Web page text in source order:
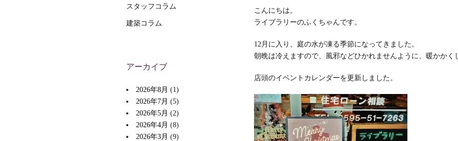
こんにちは。
ライブラリーのふくちゃんです。
12月に入り、庭の水が凍る季節になってきました。
朝晩は冷えますので、風邪などひかれませんように、暖かかく
店頭のイベントカレンダーを更新しました。
スタッフコラム
建築コラム
アーカイブ
2026年8月 (1)
2026年7月 (5)
2026年5月 (2)
2026年4月 (8)
2026年3月 (9)